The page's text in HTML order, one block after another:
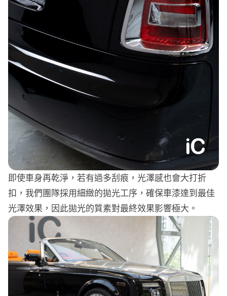
即使車身再乾淨，若有過多刮痕，光澤感也會大打折
扣，我們團隊採用細緻的拋光工序，確保車漆達到最佳
光澤效果，因此拋光的質素對最終效果影響極大。